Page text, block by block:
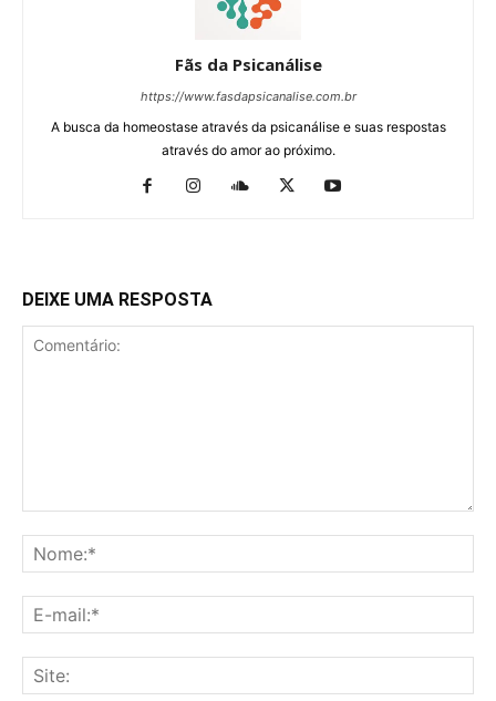
Fãs da Psicanálise
https://www.fasdapsicanalise.com.br
A busca da homeostase através da psicanálise e suas respostas
através do amor ao próximo.
DEIXE UMA RESPOSTA